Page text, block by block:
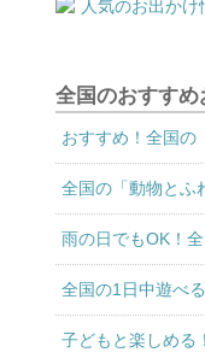
全国のおすすめ
おすすめ！全国の
全国の「動物とふ
雨の日でもOK！
全国の1日中遊べ
子どもと楽しめる